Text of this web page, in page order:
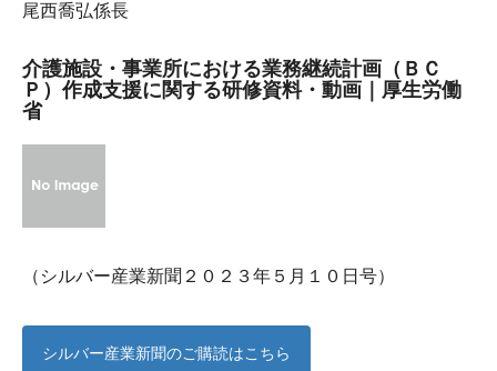
尾西喬弘係長
介護施設・事業所における業務継続計画（ＢＣ
Ｐ）作成支援に関する研修資料・動画｜厚生労働
省
（シルバー産業新聞２０２３年５月１０日号）
シルバー産業新聞のご購読はこちら